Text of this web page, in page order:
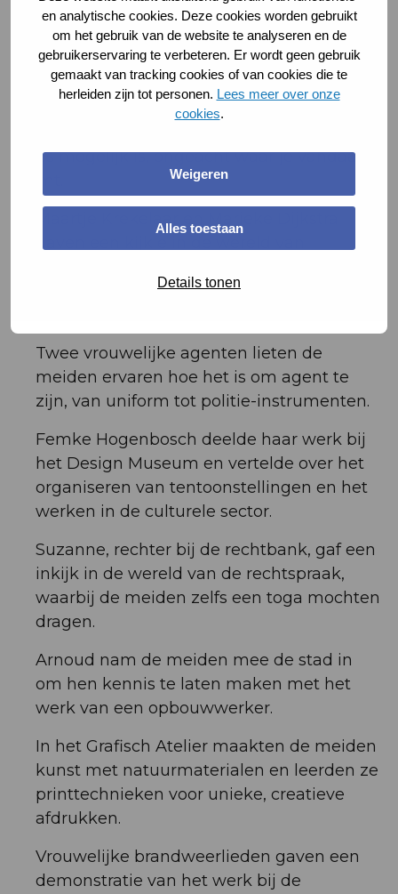
en analytische cookies. Deze cookies worden gebruikt
om het gebruik van de website te analyseren en de
gebruikerservaring te verbeteren. Er wordt geen gebruik
gemaakt van tracking cookies of van cookies die te
herleiden zijn tot personen. Lees meer over onze
cookies.
Weigeren
Alles toestaan
Details tonen
Verschillende rolmodellen
De meiden maakte kennis met vrouwen uit
allerlei beroepsgroepen. Van topsporters en
hulpverleners tot creatieve ondernemers en
alles mogelijk is, ongeacht waar je vandaan
Maartje Krekelaar en Marieke Dijkstra
gaven een kijkje in de wereld van
teamwork en het bereiken van sportieve
Twee vrouwelijke agenten lieten de
meiden ervaren hoe het is om agent te
zijn, van uniform tot politie-instrumenten.
Femke Hogenbosch deelde haar werk bij
het Design Museum en vertelde over het
organiseren van tentoonstellingen en het
werken in de culturele sector.
Suzanne, rechter bij de rechtbank, gaf een
inkijk in de wereld van de rechtspraak,
waarbij de meiden zelfs een toga mochten
dragen.
Arnoud nam de meiden mee de stad in
om hen kennis te laten maken met het
werk van een opbouwwerker.
In het Grafisch Atelier maakten de meiden
kunst met natuurmaterialen en leerden ze
printtechnieken voor unieke, creatieve
afdrukken.
Vrouwelijke brandweerlieden gaven een
demonstratie van het werk bij de